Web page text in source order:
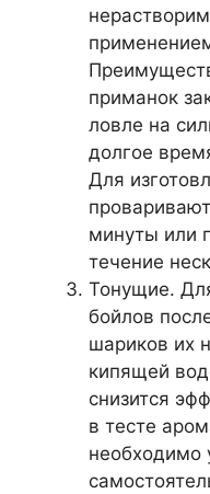
приманок
ловле на
долгое
Для
минуты или
течение
Тонущие.
бойлов
шариков их
кипящей
снизится
в тесте
необходимо